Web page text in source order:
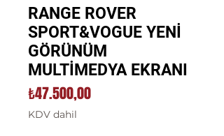
RANGE ROVER
SPORT&VOGUE YENİ
GÖRÜNÜM
MULTİMEDYA EKRANI
₺47.500,00Fiyat
KDV dahil